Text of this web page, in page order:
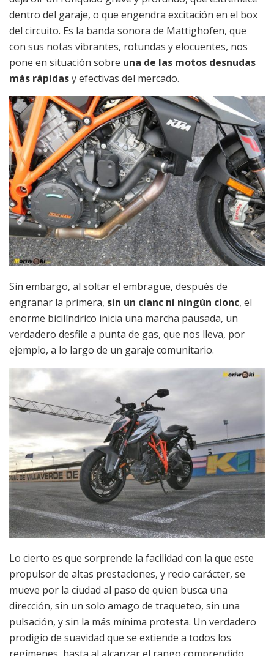
dentro del garaje, o que engendra excitación en el box
del circuito. Es la banda sonora de Mattighofen, que
con sus notas vibrantes, rotundas y elocuentes, nos
pone en situación sobre una de las motos desnudas
más rápidasy efectivas del mercado.
Sin embargo, al soltar el embrague, después de
engranar la primera, sin un clanc ni ningún clonc, el
enorme bicilíndrico inicia una marcha pausada, un
verdadero desfile a punta de gas, que nos lleva, por
ejemplo, a lo largo de un garaje comunitario.
Lo cierto es que sorprende la facilidad con la que este
propulsor de altas prestaciones, y recio carácter, se
mueve por la ciudad al paso de quien busca una
dirección, sin un solo amago de traqueteo, sin una
pulsación, y sin la más mínima protesta. Un verdadero
prodigio de suavidad que se extiende a todos los